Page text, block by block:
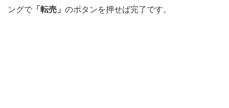
ングで 「転売」 のボタンを押せば完了です。